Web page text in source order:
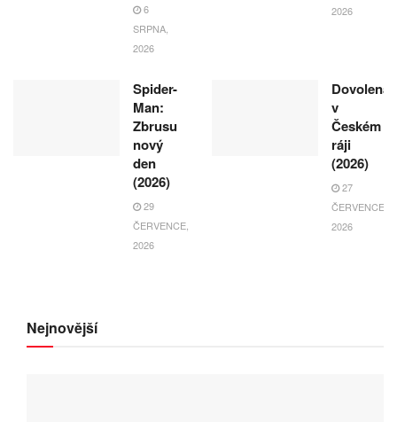
6
SRPNA,
2026
2026
Spider-
Man:
Zbrusu
nový
den
(2026)
29
ČERVENCE,
2026
Dovolená
v
Českém
ráji
(2026)
27
ČERVENCE,
2026
Nejnovější